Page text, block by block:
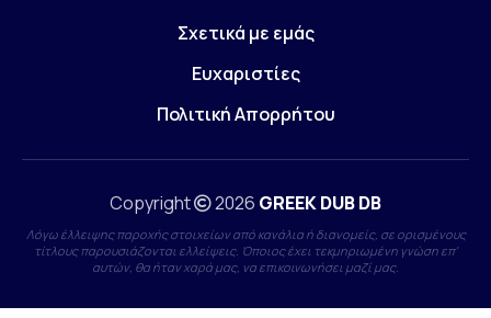
Σχετικά με εμάς
Ευχαριστίες
Πολιτική Απορρήτου
Copyright 2026 GREEK DUB DB
Λόγω έλλειψης παροχής στοιχείων από κανάλια ή διανομείς, σε ορισμένους
τίτλους παρουσιάζονται ελλείψεις. Όποιος έχει τεκμηριωμένη γνώση επ'
αυτών, θα ήταν χαρά μας, να επικοινωνήσει μαζί μας.